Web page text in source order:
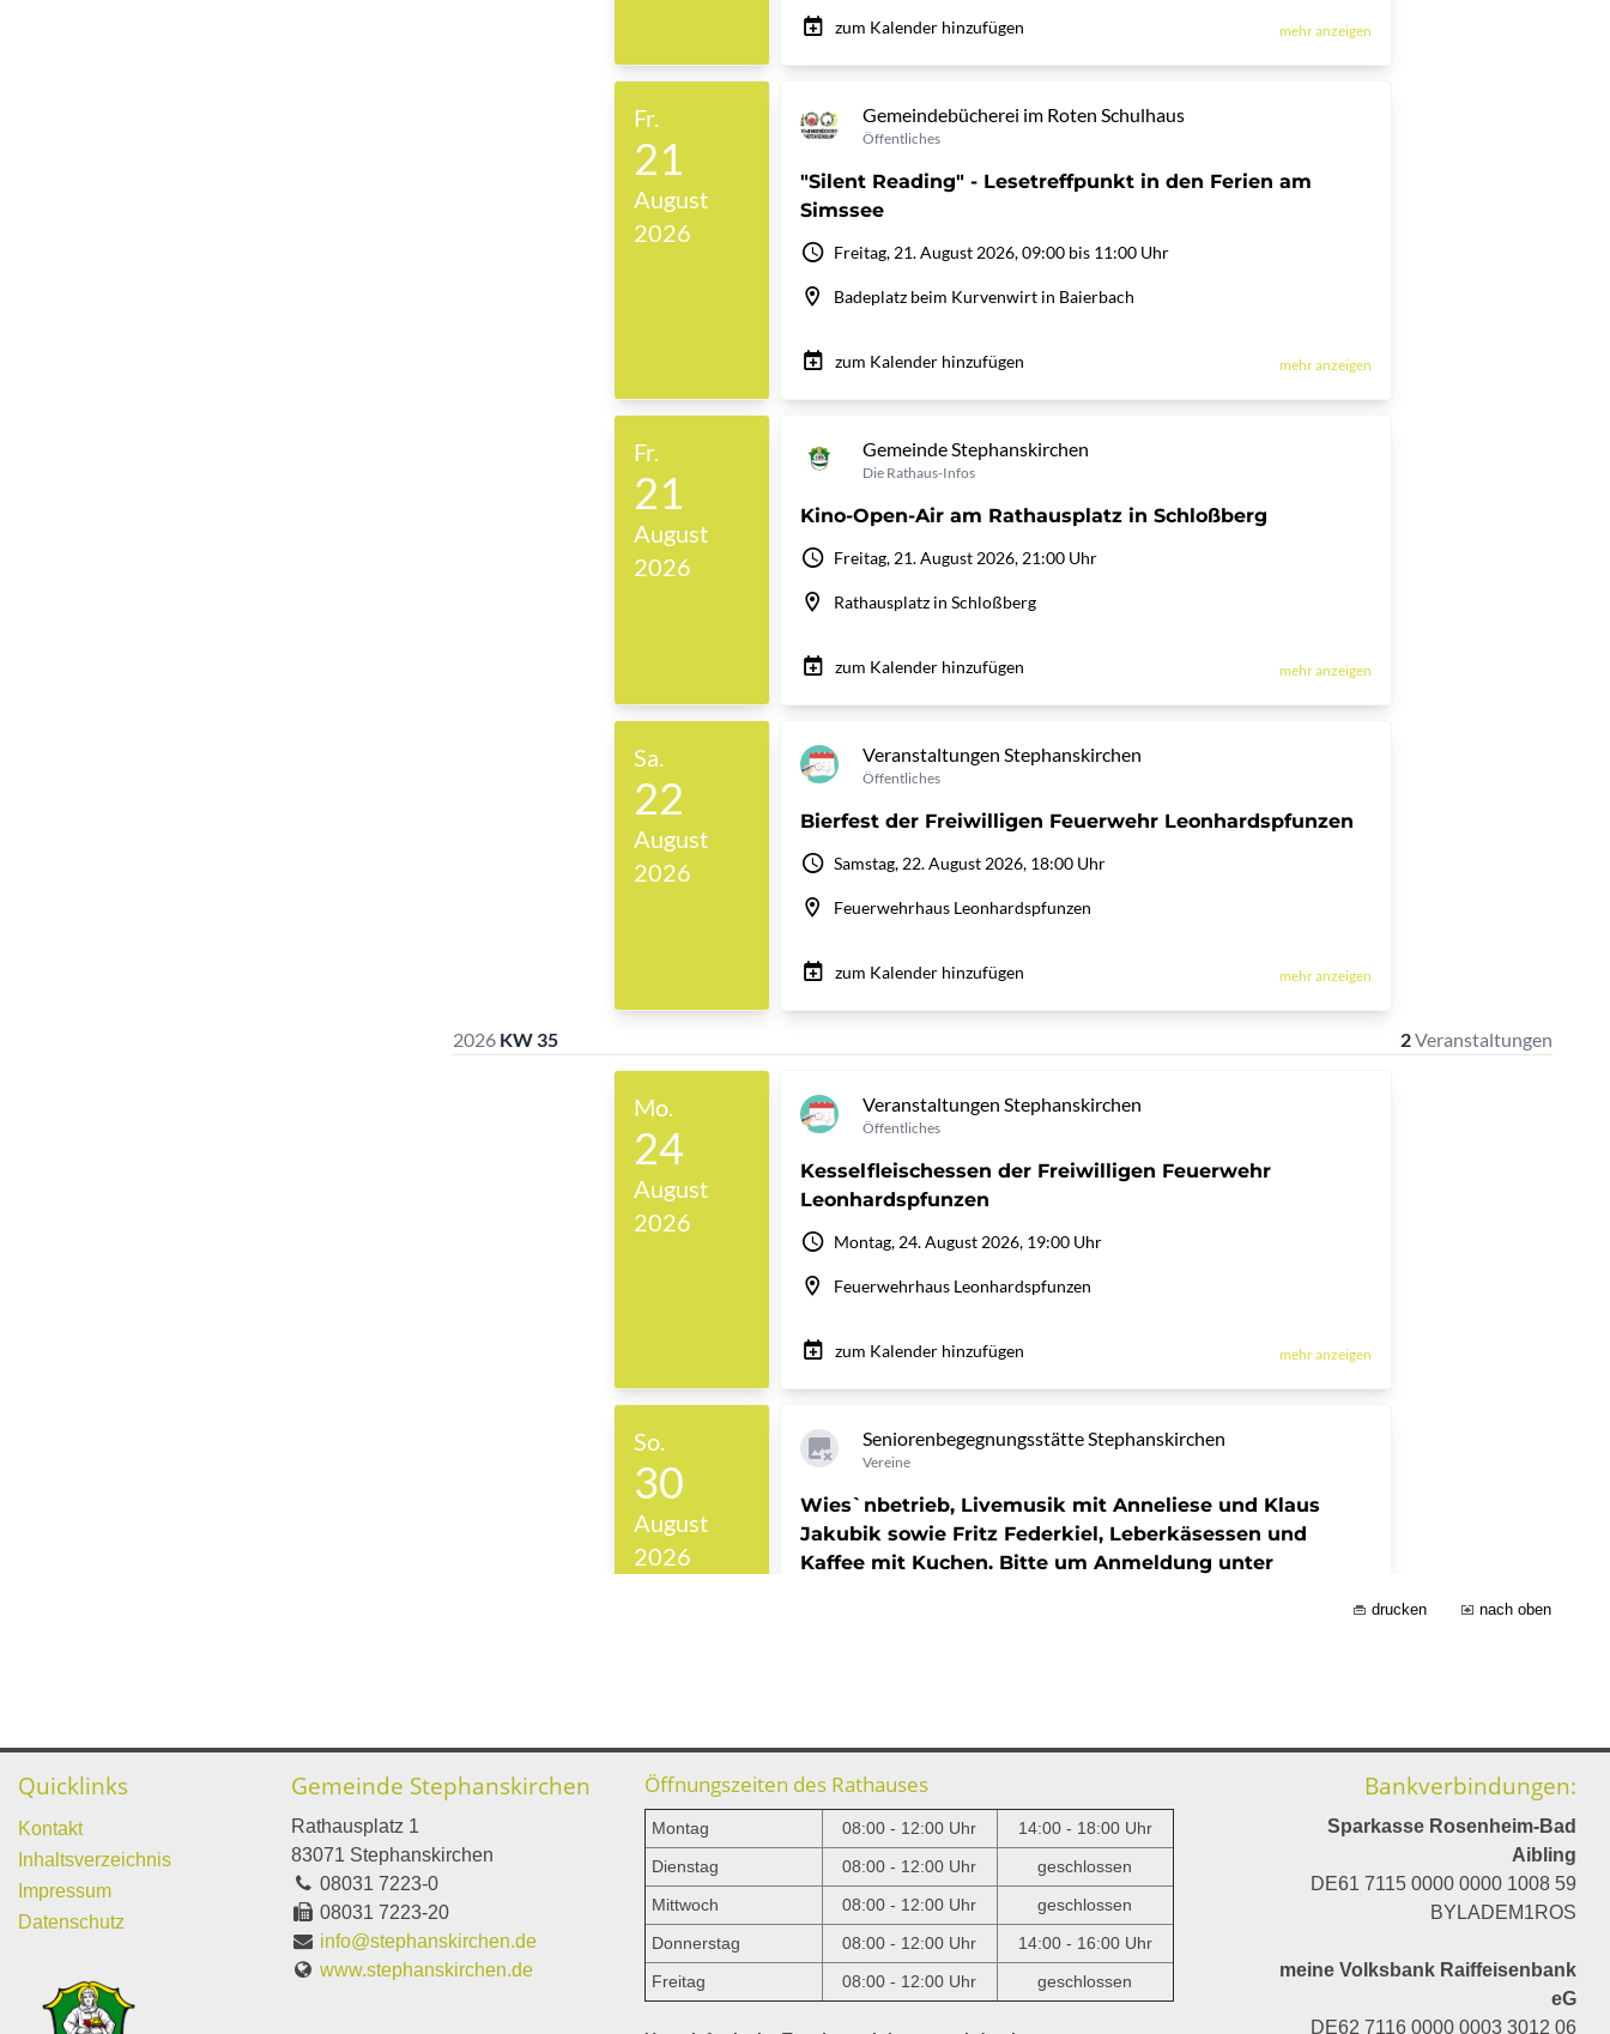
drucken nach oben
Quicklinks
Kontakt
Inhaltsverzeichnis
Impressum
Datenschutz
Gemeinde Stephanskirchen
Rathausplatz 1
83071 Stephanskirchen
08031 7223-0
08031 7223-20
info@stephanskirchen.de
www.stephanskirchen.de
Öffnungszeiten des Rathauses
Montag 08:00 - 12:00 Uhr
14:00 - 18:00 Uhr
Dienstag
08:00 - 12:00 Uhr
geschlossen
Mittwoch
08:00 - 12:00 Uhr
geschlossen
Donnerstag
08:00 - 12:00 Uhr
14:00 - 16:00 Uhr
Freitag
08:00 - 12:00 Uhr geschlossen
Bankverbindungen:
Sparkasse Rosenheim-Bad
Aibling
DE61 7115 0000 0000 1008 59
BYLADEM1ROS
meine Volksbank Raiffeisenbank
eG
DE62 7116 0000 0003 3012 06